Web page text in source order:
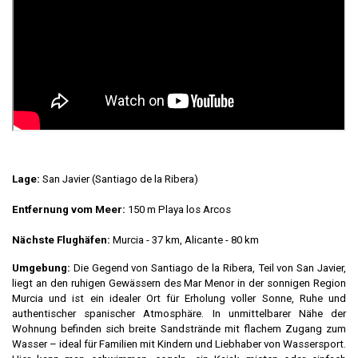
Lage: San Javier (Santiago de la Ribera)
Entfernung vom Meer: 150 m Playa los Arcos
Nächste Flughäfen: Murcia - 37 km, Alicante - 80 km
Umgebung: Die Gegend von Santiago de la Ribera, Teil von San Javier,
liegt an den ruhigen Gewässern des Mar Menor in der sonnigen Region
Murcia und ist ein idealer Ort für Erholung voller Sonne, Ruhe und
authentischer spanischer Atmosphäre. In unmittelbarer Nähe der
Wohnung befinden sich breite Sandstrände mit flachem Zugang zum
Wasser – ideal für Familien mit Kindern und Liebhaber von Wassersport.